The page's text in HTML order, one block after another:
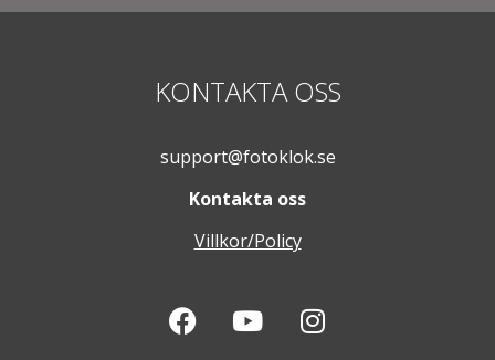
KONTAKTA OSS
support@fotoklok.se
Kontakta oss
Villkor/Policy